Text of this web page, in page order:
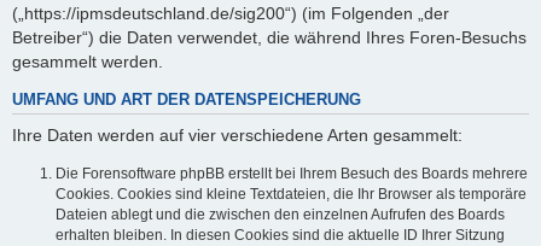
(„https://ipmsdeutschland.de/sig200“) (im Folgenden „der
Betreiber“) die Daten verwendet, die während Ihres Foren-Besuchs
gesammelt werden.
UMFANG UND ART DER DATENSPEICHERUNG
Ihre Daten werden auf vier verschiedene Arten gesammelt:
Die Forensoftware phpBB erstellt bei Ihrem Besuch des Boards mehrere
Cookies. Cookies sind kleine Textdateien, die Ihr Browser als temporäre
Dateien ablegt und die zwischen den einzelnen Aufrufen des Boards
erhalten bleiben. In diesen Cookies sind die aktuelle ID Ihrer Sitzung